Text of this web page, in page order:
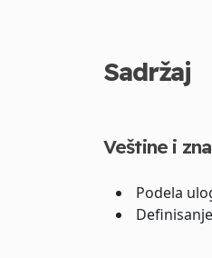
Sadržaj
Veštine i
Podela